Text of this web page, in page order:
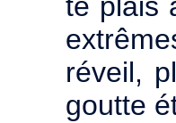
réveil,
goutte